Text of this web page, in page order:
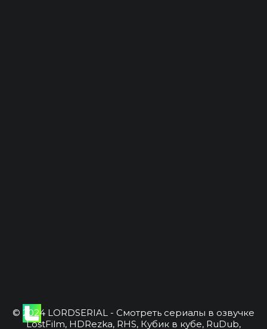
© 2024 LORDSERIAL - Смотреть сериалы в озвучке
LostFilm, HDRezka, RHS, Кубик в кубе, RuDub,